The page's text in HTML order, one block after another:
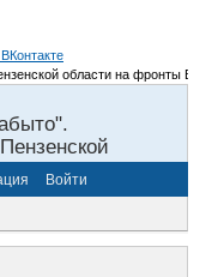
области на фронты
Войти